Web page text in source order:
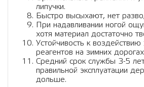
липучки.
Быстро высыхают, нет
При надавливании ногой
хотя материал достаточно
Устойчивость к воздействию
реагентов на зимних
Средний срок службы 3-5
правильной эксплуатации
дольше.